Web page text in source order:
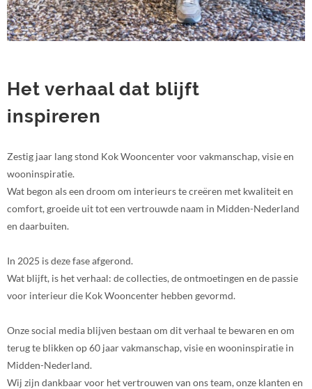
Het verhaal dat blijft
inspireren
Zestig jaar lang stond Kok Wooncenter voor vakmanschap, visie en
wooninspiratie.
Wat begon als een droom om interieurs te creëren met kwaliteit en
comfort, groeide uit tot een vertrouwde naam in Midden-Nederland
en daarbuiten.
In 2025 is deze fase afgerond.
Wat blijft, is het verhaal: de collecties, de ontmoetingen en de passie
voor interieur die Kok Wooncenter hebben gevormd.
Onze social media blijven bestaan om dit verhaal te bewaren en om
terug te blikken op 60 jaar vakmanschap, visie en wooninspiratie in
Midden-Nederland.
Wij zijn dankbaar voor het vertrouwen van ons team, onze klanten en